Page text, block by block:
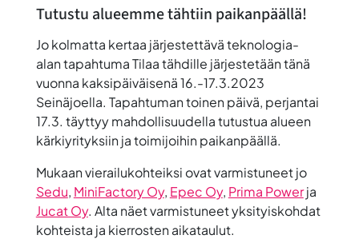
Tutustu alueemme tähtiin paikanpäällä!
Jo kolmatta kertaa järjestettävä teknologia-
alan tapahtumaTilaa tähdille järjestetääntänä
vuonna kaksipäiväisenä 16.-17.3.2023
Seinäjoella. Tapahtuman toinen päivä, perjantai
17.3. täyttyy mahdollisuudellatutustua alueen
kärkiyrityksiin ja toimijoihin paikanpäällä.
Mukaan vierailukohteiksi ovat varmistuneet jo
Sedu, MiniFactory Oy, Epec Oy, Prima Powerja
Jucat Oy. Alta näet varmistuneet yksityiskohdat
kohteista ja kierrosten aikataulut.